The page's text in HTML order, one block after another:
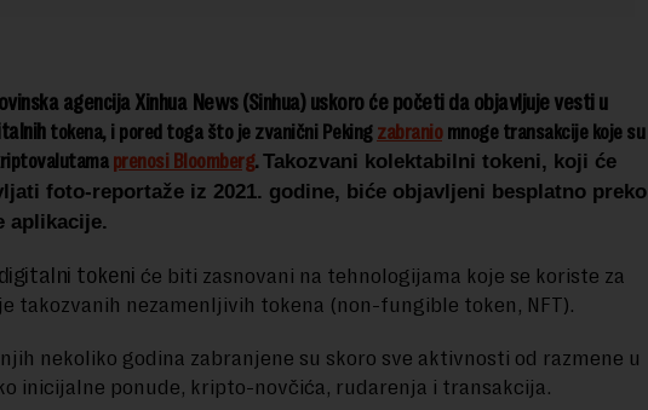
agencija Xinhua News (Sinhua) uskoro će početi da objavljuje vesti u
tokena, i pored toga što je zvanični Peking zabraniomnoge transakcije koje su
prenosi Bloomberg. Takozvani kolektabilni tokeni, koji će
foto-reportaže iz 2021. godine, biće objavljeni besplatno preko
aplikacije.
tokeni će biti zasnovani na tehnologijama koje se koriste za
takozvanih nezamenljivih tokena (non-fungible token, NFT).
nekoliko godina zabranjene su skoro sve aktivnosti od razmene u
inicijalne ponude, kripto-novčića, rudarenja i transakcija.